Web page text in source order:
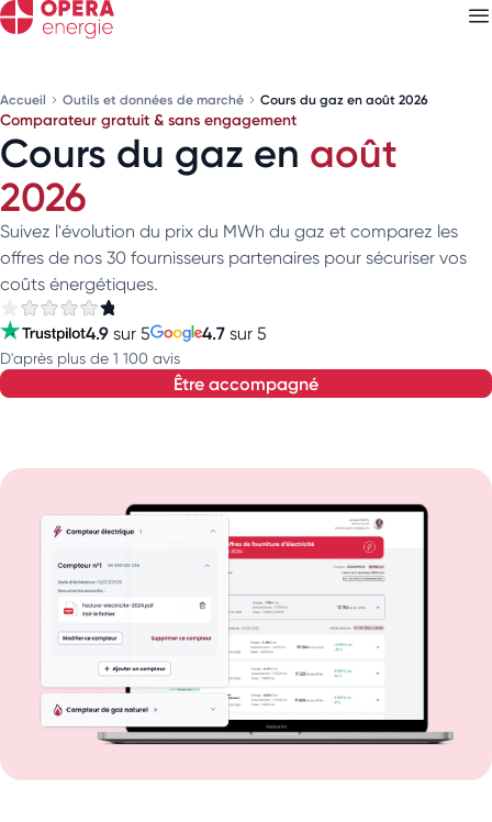
Accueil Outils et données de marché Cours du gaz en août 2026
Comparateur gratuit & sans engagement
Cours du gaz en août
2026
Suivez l'évolution du prix du MWh du gaz et comparez les
offres de nos 30 fournisseurs partenaires pour sécuriser vos
coûts énergétiques.
4.9 sur 5 4.7sur 5
D'après plus de 1 100 avis
être accompagné
Découvrez nosnewsletters
Choisissez les newsletters qui vous intéressent